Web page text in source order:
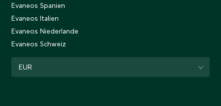
Evaneos Spanien
Evaneos Italien
Evaneos Niederlande
Evaneos Schweiz
EUR